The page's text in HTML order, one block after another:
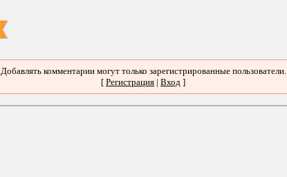
Добавлять комментарии могут только зарегистрированные пользователи.
[ Регистрация | Вход ]